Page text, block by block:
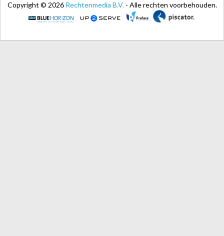
Copyright © 2026 Rechtenmedia B.V. - Alle rechten voorbehouden.